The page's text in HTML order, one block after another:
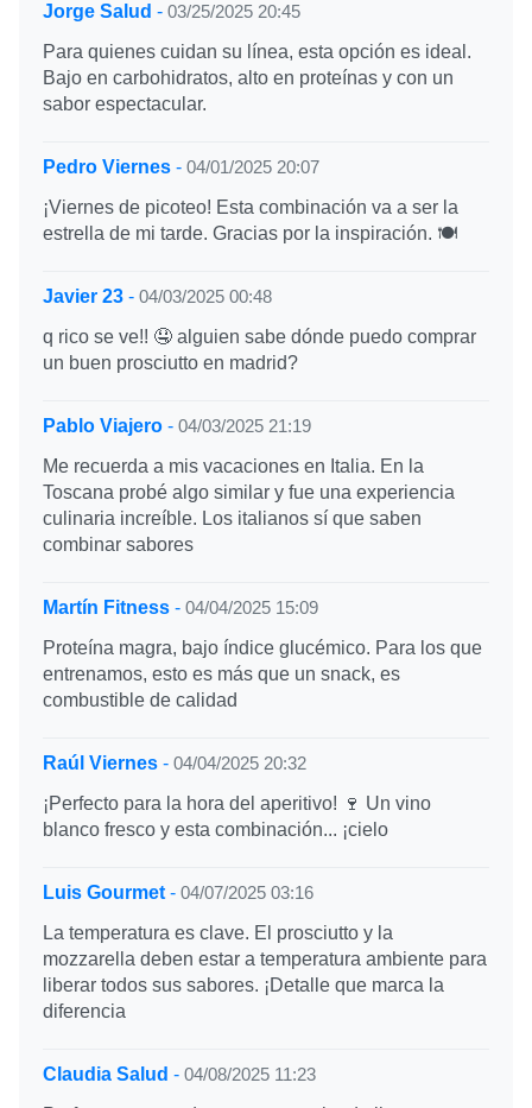
Jorge Salud - 03/25/2025 20:45
Para quienes cuidan su línea, esta opción es ideal.
Bajo en carbohidratos, alto en proteínas y con un
sabor espectacular.
Pedro Viernes - 04/01/2025 20:07
¡Viernes de picoteo! Esta combinación va a ser la
estrella de mi tarde. Gracias por la inspiración. 🍽️
Javier 23 - 04/03/2025 00:48
q rico se ve!! 🤤 alguien sabe dónde puedo comprar
un buen prosciutto en madrid?
Pablo Viajero - 04/03/2025 21:19
Me recuerda a mis vacaciones en Italia. En la
Toscana probé algo similar y fue una experiencia
culinaria increíble. Los italianos sí que saben
combinar sabores
Martín Fitness - 04/04/2025 15:09
Proteína magra, bajo índice glucémico. Para los que
entrenamos, esto es más que un snack, es
combustible de calidad
Raúl Viernes - 04/04/2025 20:32
¡Perfecto para la hora del aperitivo! 🍷 Un vino
blanco fresco y esta combinación... ¡cielo
Luis Gourmet - 04/07/2025 03:16
La temperatura es clave. El prosciutto y la
mozzarella deben estar a temperatura ambiente para
liberar todos sus sabores. ¡Detalle que marca la
diferencia
Claudia Salud - 04/08/2025 11:23